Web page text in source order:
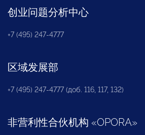
创业问题分析中心
+7 (495) 247-4777
区域发展部
+7 (495) 247-4777 (доб. 116, 117, 132)
非营利性合伙机构 «OPORA»